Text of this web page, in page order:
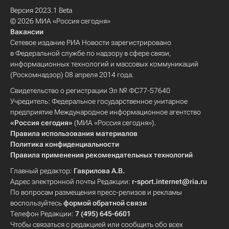
Версия 2023.1 Beta
© 2026 МИА «Россия сегодня»
Вакансии
Сетевое издание РИА Новости зарегистрировано
в Федеральной службе по надзору в сфере связи,
информационных технологий и массовых коммуникаций
(Роскомнадзор) 08 апреля 2014 года.
Свидетельство о регистрации Эл № ФС77-57640
Учредитель: Федеральное государственное унитарное
предприятие Международное информационное агентство
«Россия сегодня» (МИА «Россия сегодня»).
Правила использования материалов
Политика конфиденциальности
Правила применения рекомендательных технологий
Главный редактор: Гаврилова А.В.
Адрес электронной почты Редакции: r-sport.internet@ria.ru
По вопросам размещения пресс-релизов и рекламы
воспользуйтесьформой обратной связи
Телефон Редакции: 7 (495) 645-6601
Чтобы связаться с редакцией или сообщить обо всех